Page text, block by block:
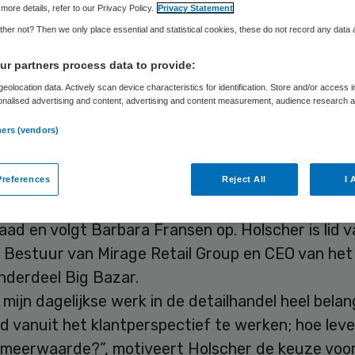
Espria benoemt per 1 september Jeanine
volgen Barbara Fransen en Paul Loven op.
en volgt Barbara Fransen op. Holscher is lid
Bestuur van Mirage Retail Group en CEO van het
Big Bazar.
mijn dagelijkse werk in de detailhandel heel
vanuit het klantperspectief te werken; hoe
motiveert Holscher de keuze
details, refer to our Privacy Policy. Privacy Statement
not? Then we only place essential and statistical cookies, these do not record any data
partners process data to provide:
data. Actively scan device characteristics for identification. Store and/or access
advertising and content, advertising and content measurement, audience research
(vendors)
Reject All I